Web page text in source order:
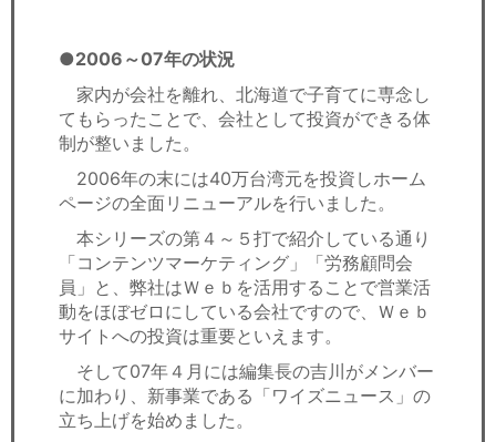
●2006～07年の状況
家内が会社を離れ、北海道で子育てに専念し
てもらったことで、会社として投資ができる体
制が整いました。
2006年の末には40万台湾元を投資しホーム
ページの全面リニューアルを行いました。
本シリーズの第４～５打で紹介している通り
「コンテンツマーケティング」「労務顧問会
員」と、弊社はＷｅｂを活用することで営業活
動をほぼゼロにしている会社ですので、Ｗｅｂ
サイトへの投資は重要といえます。
そして07年４月には編集長の吉川がメンバー
に加わり、新事業である「ワイズニュース」の
立ち上げを始めました。